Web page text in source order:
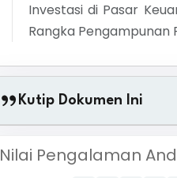
Investasi di Pasar
Rangka Pengampunan
Kutip Dokumen Ini
Nilai Pengalaman